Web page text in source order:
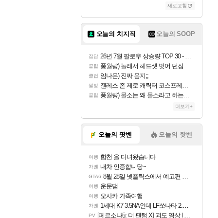
새로고침
오늘의 치지직 오늘의 SOOP
잡담 26년 7월 팔로우 상승량 TOP 30 - 월간 치지직
클립 풍월량) 놀래서 헤드셋 벗어 던짐
클립 임나은) 진짜 음지;;
짤방 젠레스 존 제로 캐릭터 코스프레한 꽁주
클립 풍월량) 물소는 왜 물소라고 하는거야? 아! 그만 ㅋㅋ 알았어 ㅋㅋ
더보기+
오늘의 팟벤 오늘의 핫벤
여행 합천 을 다녀왔습니다
차벤 내차 인증합니당~
GTA6 8월 28일 넷플릭스에서 예고편 공개 예정
여행 운문댐
여행 오사카 가족여행
차벤 1세대 K7 3.5NA인데 LF쏘나타 2.0NA 기변하면 유류비 절약이 얼마나 될까요..?
PV [페르소나5: 더 팬텀 X] 괴도 영상 l 타카마키 안·댄싱 스타